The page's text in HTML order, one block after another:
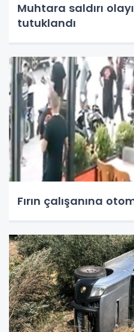
Muhtara saldırı
tutuklandı
Fırın çalışanına